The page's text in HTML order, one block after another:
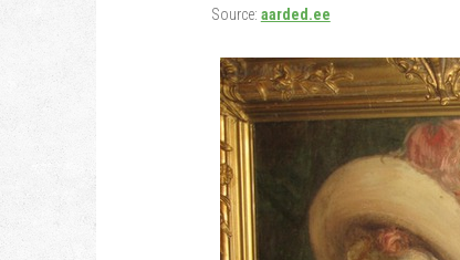
Source: aarded.ee